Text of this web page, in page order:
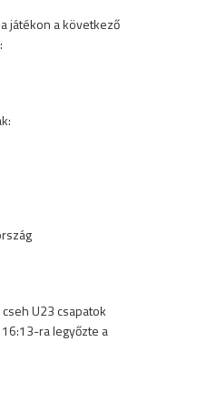
játékon a következő
U23 csapatok
ra legyőzte a